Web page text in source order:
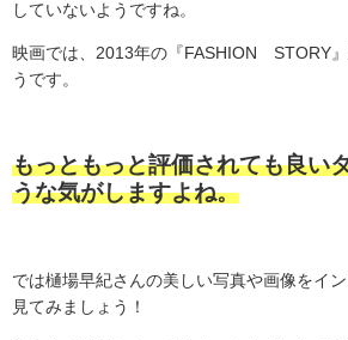
していないようですね。
映画では、 2013年の『 FASHION STORY
うです。
もっともっと評価されても良い
うな気がしますよね。
では樋場早紀さんの美しい写真や画像をイ
見てみましょう！